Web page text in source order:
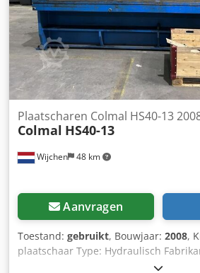
Wijchen 48 km
Plaatscharen Colmal HS40-13
Colmal HS40-13
Aanvragen
Toestand: gebruikt, Bouwjaar: 2008,
plaatschaar Type: Hydraulisch
40-13 Bouwjaar: 2008 Besturing: